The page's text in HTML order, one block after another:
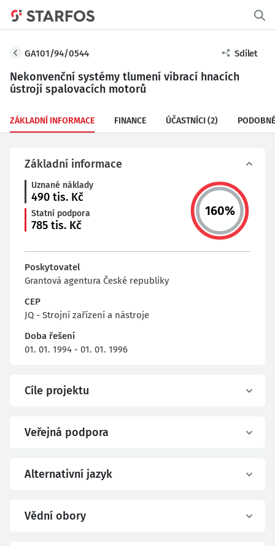
GA101/94/0544 Sdílet
Nekonvenční systémy tlumení vibrací hnacích
ústrojí spalovacích motorů
ZÁKLADNÍ INFORMACE FINANCE ÚČASTNÍCI (2)
Základní informace
Uznané náklady
490 tis. Kč
Statní podpora
785 tis. Kč
160%
Poskytovatel
Grantová agentura České republiky
CEP
JQ - Strojní zařízení a nástroje
Doba řešení
01. 01. 1994 - 01. 01. 1996
Cíle projektu
Veřejná podpora
Alternativní jazyk
Vědní obory